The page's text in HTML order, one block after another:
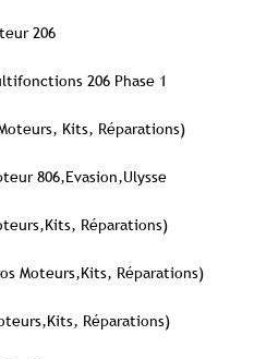
206
206 Phase 1
Kits, Réparations)
806,Evasion,Ulysse
Réparations)
Moteurs,Kits, Réparations)
Réparations)